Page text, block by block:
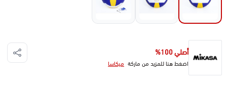
أصلي 100%
اضغط هنا للمزيد من ماركة ميكاسا